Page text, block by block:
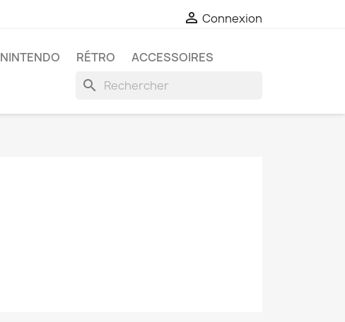
 Connexion
NINTENDO RÉTRO ACCESSOIRES
search